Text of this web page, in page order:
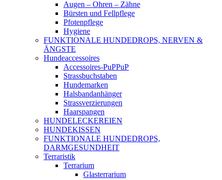
Augen – Ohren – Zähne
Bürsten und Fellpflege
Pfotenpflege
Hygiene
FUNKTIONALE HUNDEDROPS, NERVEN &
ÄNGSTE
Hundeaccessoires
Accessoires-PuPPuP
Strassbuchstaben
Hundemarken
Halsbandanhänger
Strassverzierungen
Haarspangen
HUNDELECKEREIEN
HUNDEKISSEN
FUNKTIONALE HUNDEDROPS,
DARMGESUNDHEIT
Terraristik
Terrarium
Glasterrarium